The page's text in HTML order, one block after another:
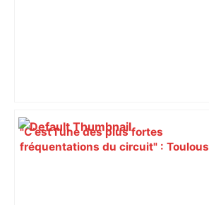
"C’est l’une des plus fortes
fréquentations du circuit" :